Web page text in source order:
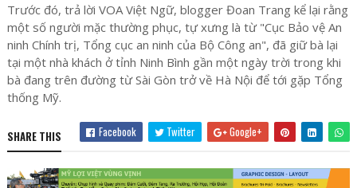
Trước đó, trả lời VOA Việt Ngữ, blogger Đoan Trang kể lại rằng
một số người mặc thường phục, tự xưng là từ "Cục Bảo vệ An
ninh Chính trị, Tổng cục an ninh của Bộ Công an", đã giữ bà lại
tại một nhà khách ở tỉnh Ninh Bình gần một ngày trời trong khi
bà đang trên đường từ Sài Gòn trở về Hà Nội để tới gặp Tổng
thống Mỹ.
SHARE THIS Facebook Twitter Google+